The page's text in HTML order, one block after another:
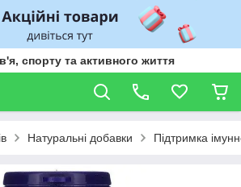
спорту та активного життя
Натуральні добавки Підтримка